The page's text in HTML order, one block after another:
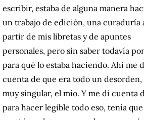
escribir, estaba de alguna manera
un trabajo de edición, una curaduría
partir de mis libretas y de apuntes
personales, pero sin saber todavía
para qué lo estaba haciendo. Ahí me
cuenta de que era todo un
muy singular, el mío. Y me di cuenta
para hacer legible todo eso, tenía